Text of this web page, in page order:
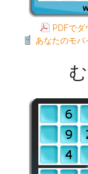
PDFでダ
あなたのモバ